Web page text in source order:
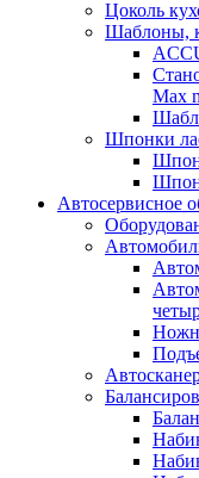
Цоколь
Шаблоны,
Max
Шпонки
Автосервисное